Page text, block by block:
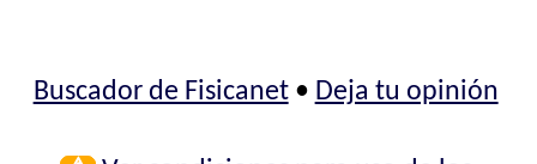
Buscador de Fisicanet• Deja tu opinión